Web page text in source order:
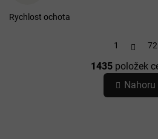
Rychlost ochota
O
v
t
r
á
n
k
o
1 72
1435položek
Nahoru